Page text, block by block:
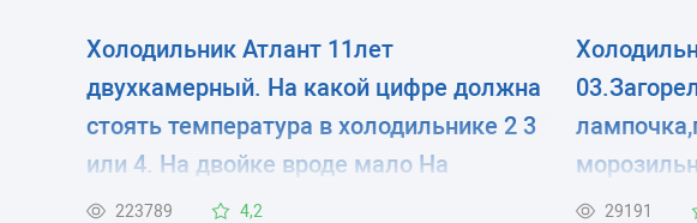
Холодильник Атлант 11лет
двухкамерный. На какой цифре должна
стоять температура в холодильнике 2 3
или 4. На двойке вроде мало На
четверку ставлю летом сказали нельзя
223789 4,2
обычная
29191